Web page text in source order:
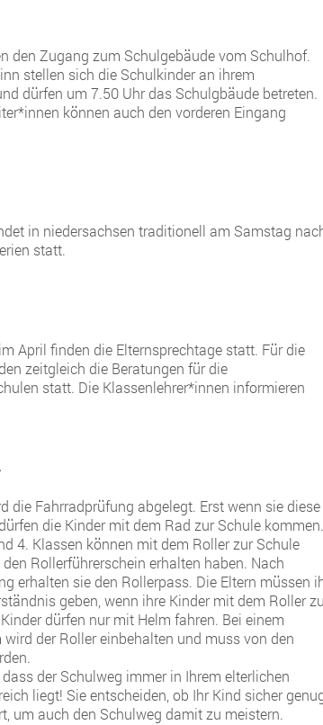
den Zugang zum Schulgebäude vom Schulhof.
stellen sich die Schulkinder an ihrem
dürfen um 7.50 Uhr das Schulgbäude betreten.
können auch den vorderen Eingang
in niedersachsen traditionell am Samstag
statt.
April finden die Elternsprechtage statt. Für die
zeitgleich die Beratungen für die
statt. Die Klassenlehrer*innen informieren
die Fahrradprüfung abgelegt. Erst wenn sie diese
die Kinder mit dem Rad zur Schule kommen.
4. Klassen können mit dem Roller zur Schule
Rollerführerschein erhalten haben. Nach
erhalten sie den Rollerpass. Die Eltern müssen
geben, wenn ihre Kinder mit dem Roller
dürfen nur mit Helm fahren. Bei einem
wird der Roller einbehalten und muss von den
der Schulweg immer in Ihrem elterlichen
liegt! Sie entscheiden, ob Ihr Kind sicher
um auch den Schulweg damit zu meistern.